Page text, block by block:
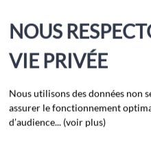
destinée à soutenir les
ces rendez-vous
logistique ou déplacements.
Réservé aux TPE et PME
favorise le développement
tout en valorisant les savoir-
NOUS
VIE PRIVÉE
Nous utilisons des données non
assurer le fonctionnement
d’audience... (voir plus)